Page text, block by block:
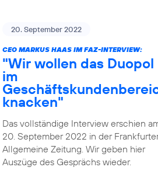
20. September 2022
CEO MARKUS HAAS IM FAZ-INTERVIEW:
"Wir wollen das Duopol
im
knacken"
Das vollständige Interview erschien
20. September 2022 in der
Allgemeine Zeitung. Wir geben hier
Auszüge des Gesprächs wieder.